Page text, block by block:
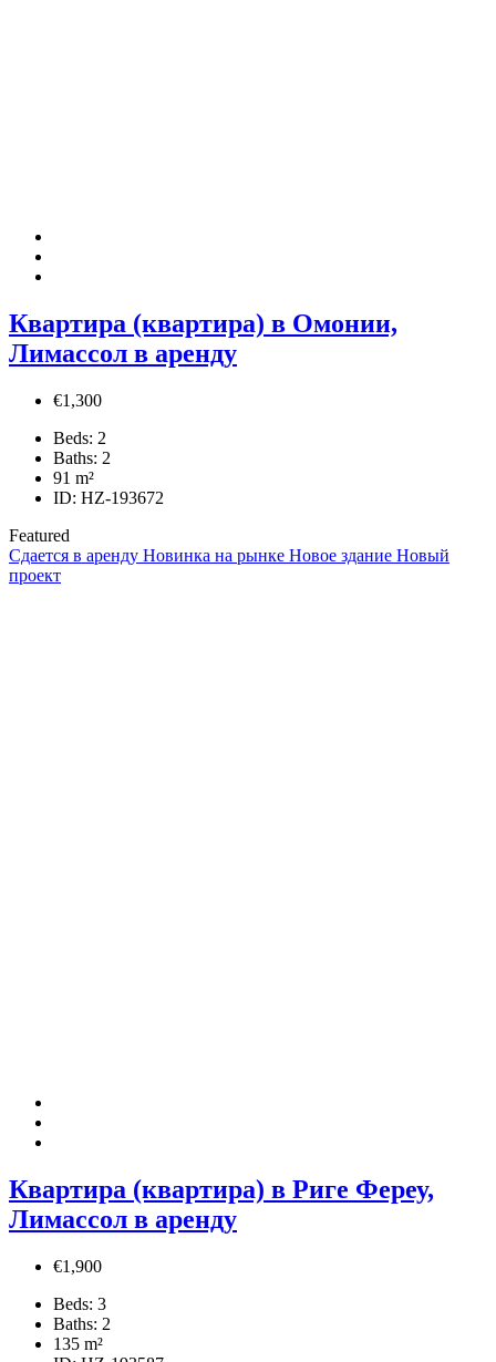
Квартира (квартира) в Омонии,
Лимассол в аренду
€1,300
Beds: 2
Baths: 2
91 m²
ID: HZ-193672
Featured
Сдается в аренду Новинка на рынке Новое здание Новый
проект
Квартира (квартира) в Риге Фереу,
Лимассол в аренду
€1,900
Beds: 3
Baths: 2
135 m²